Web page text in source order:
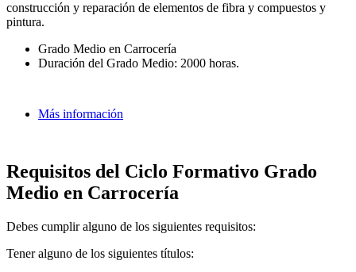
construcción y reparación de elementos de fibra y compuestos y
pintura.
Grado Medio en Carrocería
Duración del Grado Medio: 2000 horas.
Más información
Requisitos del Ciclo Formativo Grado
Medio en Carrocería
Debes cumplir alguno de los siguientes requisitos:
Tener alguno de los siguientes títulos: